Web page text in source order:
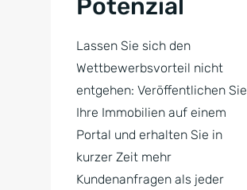
Potenzial
Lassen Sie sich den
Wettbewerbsvorteil nicht
entgehen: Veröffentlichen Sie
Ihre Immobilien auf einem
Portal und erhalten Sie in
kurzer Zeit mehr
Kundenanfragen als jeder